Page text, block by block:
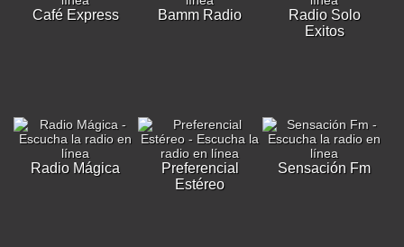
Café Express Bamm Radio
Radio Solo
Exitos
Radio Mágica
Preferencial
Estéreo
Sensación Fm